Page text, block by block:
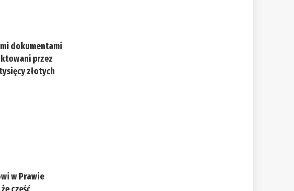
dokumentami
przez
złotych
w Prawie